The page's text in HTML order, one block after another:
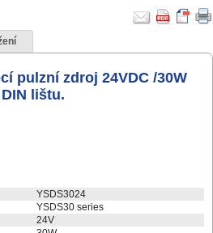
pulzní zdroj 24VDC /30W
lištu.
YSDS3024
YSDS30 series
24V